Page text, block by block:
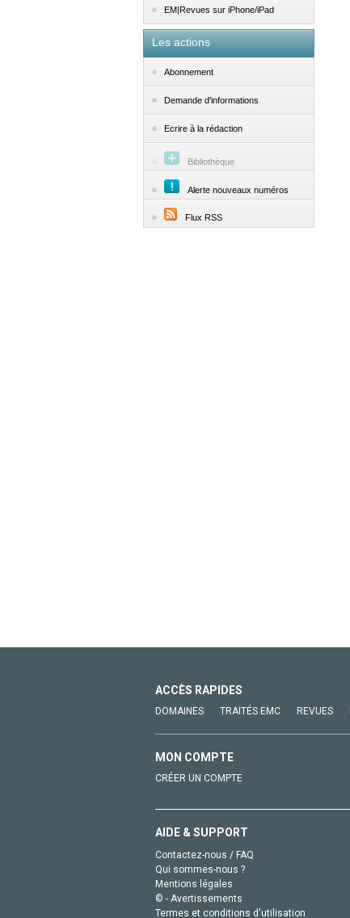
EM|Revues sur iPhone/iPad
Les actions
Abonnement
Demande d'informations
Ecrire à la rédaction
Bibliothèque
Alerte nouveaux numéros
Flux RSS
ACCÈS RAPIDES
DOMAINES TRAITÉS EMC REVUES
MON COMPTE
CRÉER UN COMPTE
AIDE & SUPPORT
Contactez-nous / FAQ
Qui sommes-nous ?
Mentions légales
© - Avertissements
Termes et conditions d'utilisation